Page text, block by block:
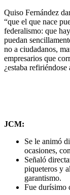
Quiso Fernández
“que el que nace
federalismo: que
puedan
no a ciudadanos,
empresarios que
¿estaba
JCM:
Se le animó
ocasiones,
Señaló
piqueteros y
garantismo.
Fue durísimo